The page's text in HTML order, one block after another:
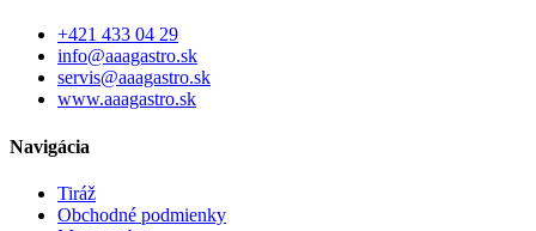
+421 433 04 29
info@aaagastro.sk
servis@aaagastro.sk
www.aaagastro.sk
Navigácia
Tiráž
Obchodné podmienky